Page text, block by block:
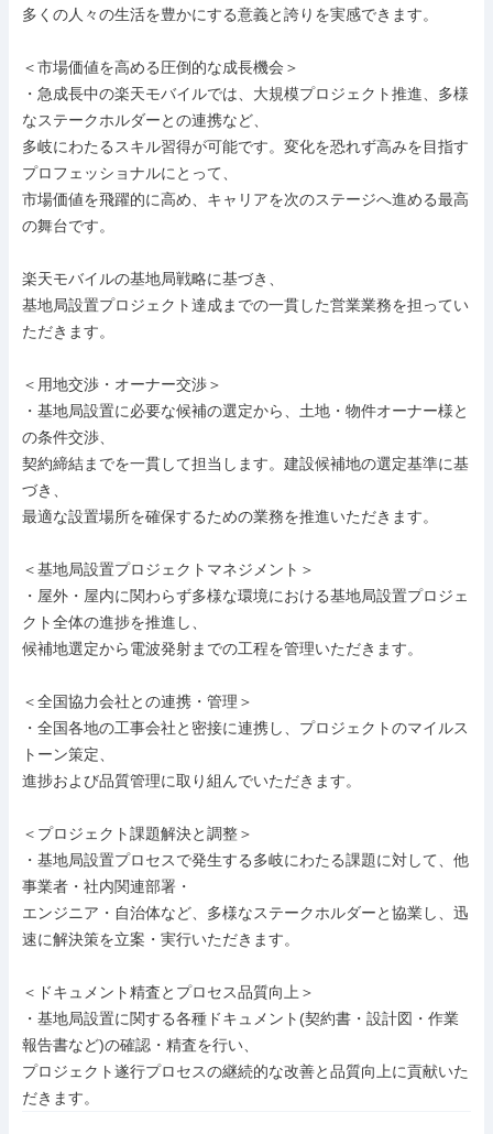
多くの人々の生活を豊かにする意義と誇りを実感できます。
＜市場価値を高める圧倒的な成長機会＞
・急成長中の楽天モバイルでは、大規模プロジェクト推進、多様
なステークホルダーとの連携など、
多岐にわたるスキル習得が可能です。変化を恐れず高みを目指す
プロフェッショナルにとって、
市場価値を飛躍的に高め、キャリアを次のステージへ進める最高
の舞台です。
楽天モバイルの基地局戦略に基づき、
基地局設置プロジェクト達成までの一貫した営業業務を担ってい
ただきます。
＜用地交渉・オーナー交渉＞
・基地局設置に必要な候補の選定から、土地・物件オーナー様と
の条件交渉、
契約締結までを一貫して担当します。建設候補地の選定基準に基
づき、
最適な設置場所を確保するための業務を推進いただきます。
＜基地局設置プロジェクトマネジメント＞
・屋外・屋内に関わらず多様な環境における基地局設置プロジェ
クト全体の進捗を推進し、
候補地選定から電波発射までの工程を管理いただきます。
＜全国協力会社との連携・管理＞
・全国各地の工事会社と密接に連携し、プロジェクトのマイルス
トーン策定、
進捗および品質管理に取り組んでいただきます。
＜プロジェクト課題解決と調整＞
・基地局設置プロセスで発生する多岐にわたる課題に対して、他
事業者・社内関連部署・
エンジニア・自治体など、多様なステークホルダーと協業し、迅
速に解決策を立案・実行いただきます。
＜ドキュメント精査とプロセス品質向上＞
・基地局設置に関する各種ドキュメント(契約書・設計図・作業
報告書など)の確認・精査を行い、
プロジェクト遂行プロセスの継続的な改善と品質向上に貢献いた
だきます。